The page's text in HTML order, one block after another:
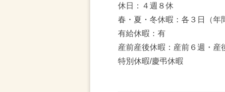
休日：４週８休
春・夏・冬休暇：各３日（年
有給休暇：有
産前産後休暇：産前６週・産
特別休暇/慶弔休暇